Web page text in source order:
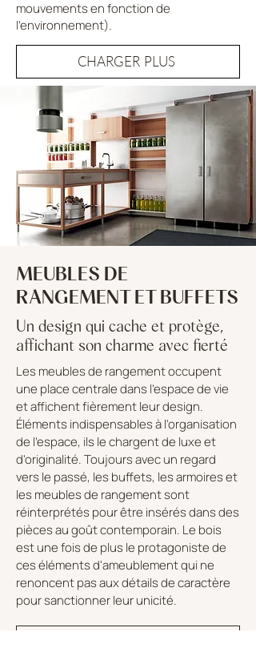
mouvements en fonction de
l'environnement).
CHARGER PLUS
MEUBLES DE
RANGEMENT ET BUFFETS
Un design qui cache et protège,
affichant son charme avec fierté
Les meubles de rangement occupent
une place centrale dans l'espace de vie
et affichent fièrement leur design.
Éléments indispensables à l'organisation
de l'espace, ils le chargent de luxe et
d'originalité. Toujours avec un regard
vers le passé, les buffets, les armoires et
les meubles de rangement sont
réinterprétés pour être insérés dans des
pièces au goût contemporain. Le bois
est une fois de plus le protagoniste de
ces éléments d'ameublement qui ne
renoncent pas aux détails de caractère
pour sanctionner leur unicité.